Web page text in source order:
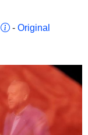
- Original